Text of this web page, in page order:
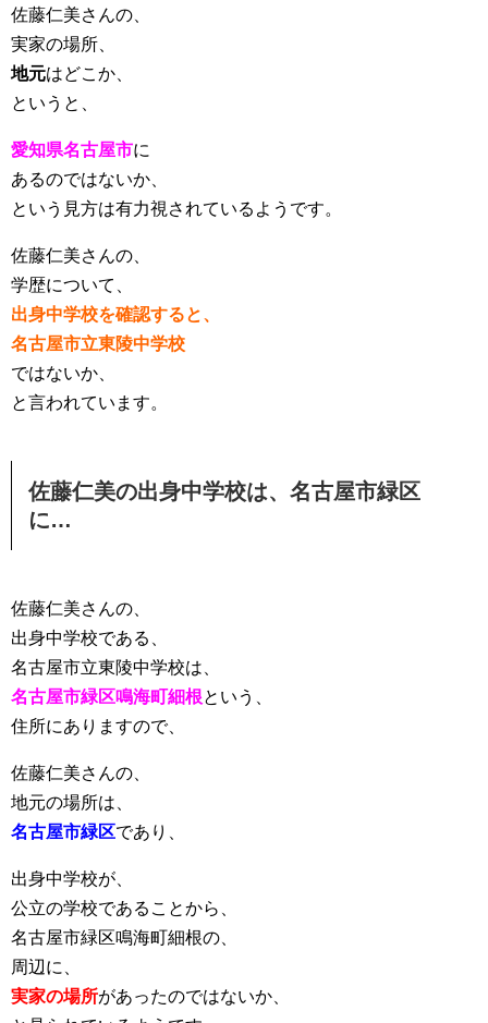
佐藤仁美さんの、
実家の場所、
地元はどこか、
というと、
愛知県名古屋市に
あるのではないか、
という見方は有力視されているようです。
佐藤仁美さんの、
学歴について、
出身中学校を確認すると、
名古屋市立東陵中学校
ではないか、
と言われています。
佐藤仁美の出身中学校は、名古屋市緑区
に…
佐藤仁美さんの、
出身中学校である、
名古屋市立東陵中学校は、
名古屋市緑区鳴海町細根という、
住所にありますので、
佐藤仁美さんの、
地元の場所は、
名古屋市緑区であり、
出身中学校が、
公立の学校であることから、
名古屋市緑区鳴海町細根の、
周辺に、
実家の場所があったのではないか、